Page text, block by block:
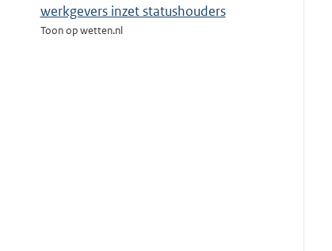
werkgevers inzet statushouders
Toon op wetten.nl